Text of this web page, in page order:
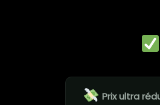
Prix ultra